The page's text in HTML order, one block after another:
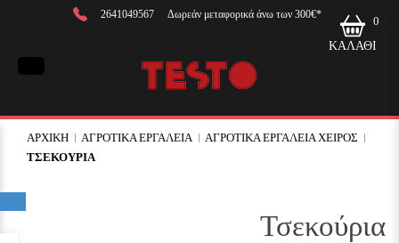
2641049567 Δωρεάν μεταφορικά άνω των 300€*
ΚΑΛΑΘΙ
0
ΑΡΧΙΚΉ ΑΓΡΟΤΙΚΑ ΕΡΓΑΛΕΙΑ
ΑΓΡΟΤΙΚΑ ΕΡΓΑΛΕΙΑ ΧΕΙΡΟΣ
ΤΣΕΚΟΥΡΙΑ
Τσεκούρια